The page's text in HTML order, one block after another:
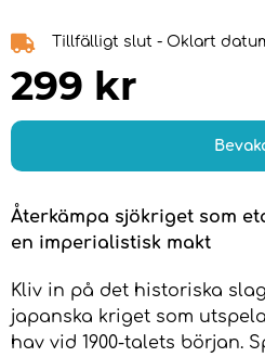
Tillfälligt slut - Oklart
299 kr
Återkämpa sjökriget som
en imperialistisk makt
Kliv in på det historiska
japanska kriget som
hav vid 1900-talets början.